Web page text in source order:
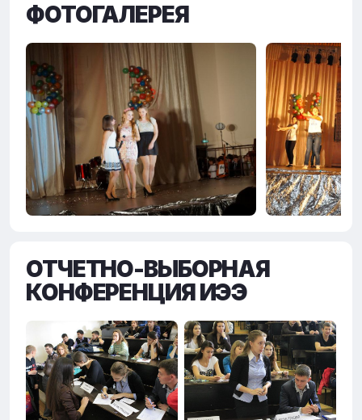
ФОТОГАЛЕРЕЯ
ОТЧЕТНО-ВЫБОРНАЯ
КОНФЕРЕНЦИЯ ИЭЭ